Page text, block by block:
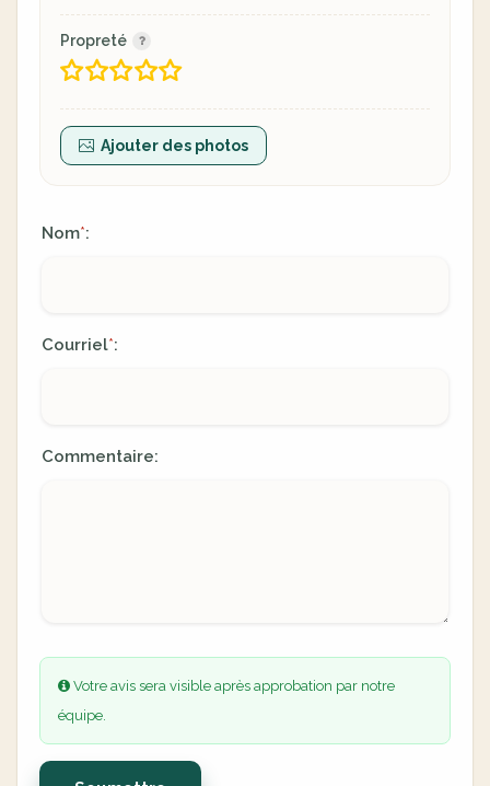
Propreté
Ajouter des photos
Nom*:
Courriel*:
Commentaire:
Votre avis sera visible après approbation par notre
équipe.